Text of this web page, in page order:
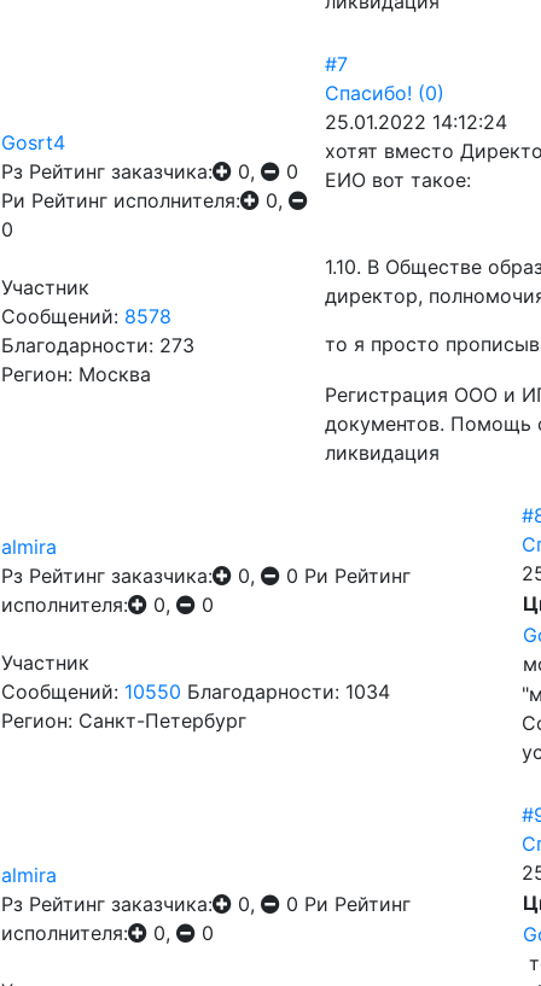
Gosrt4
Рз Рейтинг заказчика: 0,
0
Ри Рейтинг исполнителя:
0,
0
Участник
Сообщений: 8578
Благодарности: 273
Регион: Москва
#7
Спасибо! (0)
25.01.2022 14:12:24
хотят вместо
ЕИО вот такое:
1.10. В Обществе
директор,
то я просто
Регистрация ООО и
документов. Помощь
ликвидация
almira
Рз Рейтинг заказчика: 0, 0 Ри Рейтинг
исполнителя:
0, 0
Участник
Сообщений: 10550 Благодарности: 1034
Регион: Санкт-Петербург
almira
Рз Рейтинг заказчика: 0, 0 Ри Рейтинг
исполнителя:
0, 0